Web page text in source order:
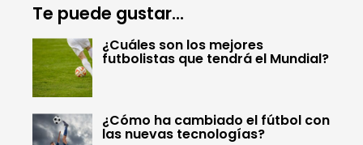
Te puede gustar...
¿Cuáles son los mejores
futbolistas que tendrá el Mundial?
¿Cómo ha cambiado el fútbol con
las nuevas tecnologías?